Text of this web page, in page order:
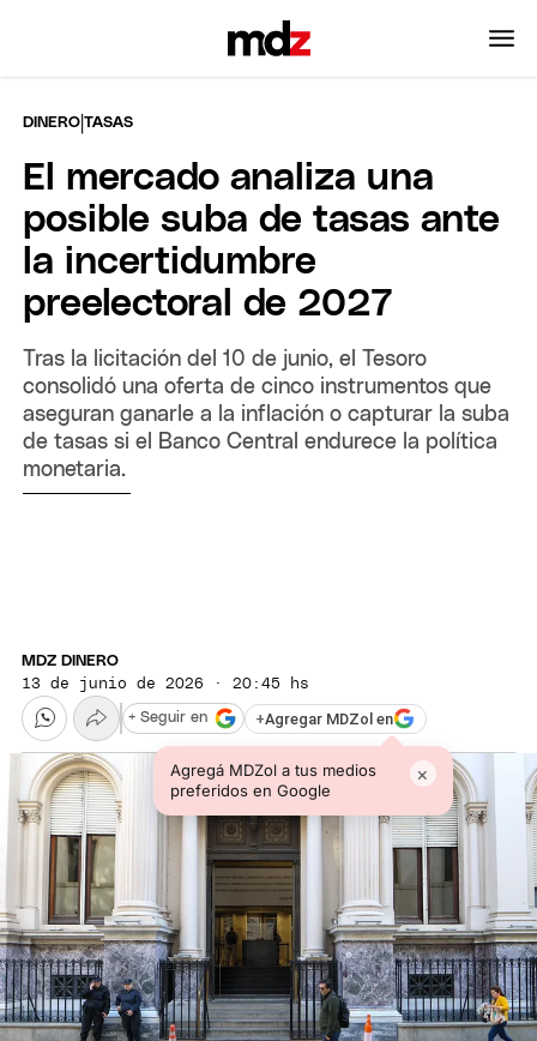
DINERO |TASAS
El mercado analiza una
posible suba de tasas ante
la incertidumbre
preelectoral de 2027
Tras la licitación del 10 de junio, el Tesoro
consolidó una oferta de cinco instrumentos que
aseguran ganarle a la inflación o capturar la suba
de tasas si el Banco Central endurece la política
monetaria.
MDZ DINERO
13 de junio de 2026 · 20:45 hs
+Agregar MDZol en
Agregá MDZol a tus medios
preferidos en Google
×
+ Seguir en